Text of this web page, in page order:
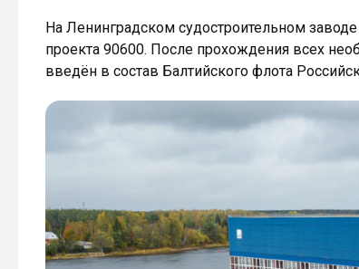
На Ленинградском судостроительном
проекта 90600. После прохождения всех
введён в состав Балтийского флота